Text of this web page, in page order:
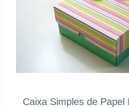
Caixa Simples de Papel